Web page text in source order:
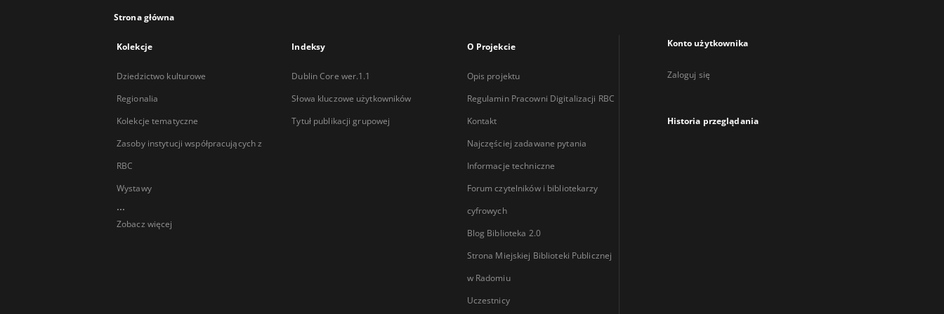
Strona główna
Kolekcje
Dziedzictwo kulturowe
Regionalia
Kolekcje tematyczne
Zasoby instytucji współpracujących z
RBC
Wystawy
...
Zobacz więcej
Indeksy
Dublin Core wer.1.1
Słowa kluczowe użytkowników
Tytuł publikacji grupowej
O Projekcie
Opis projektu
Regulamin Pracowni Digitalizacji RBC
Kontakt
Najczęściej zadawane pytania
Informacje techniczne
Forum czytelników i bibliotekarzy
cyfrowych
Blog Biblioteka 2.0
Strona Miejskiej Biblioteki Publicznej
w Radomiu
Uczestnicy
Konto użytkownika
Zaloguj się
Historia przeglądania